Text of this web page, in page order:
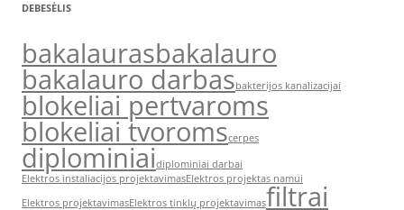
DEBESĖLIS
bakalaurasbakalauro
bakalauro darbasbakterijos kanalizacijai
blokeliai pertvaroms
blokeliai tvoromscerpes
diplominiaidiplominiai darbai
Elektros instaliacijos projektavimasElektros projektas namui
Elektros projektavimasElektros tinklų projektavimasfiltrai